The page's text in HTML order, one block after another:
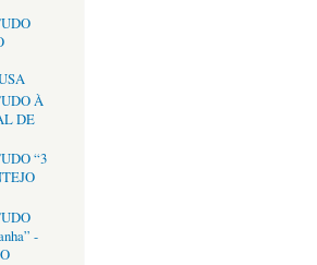
À
DE
“3
-